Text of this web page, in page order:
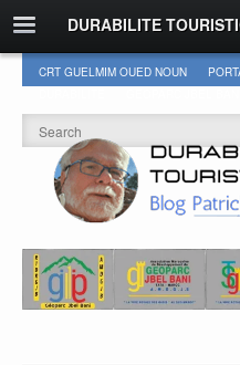
DURABILITE
CRT GUELMIM OUED NOUN